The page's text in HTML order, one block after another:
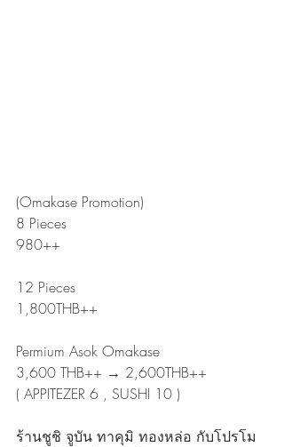
(Omakase Promotion)
8 Pieces
980++
12 Pieces
1,800THB++
Permium Asok Omakase
3,600 THB++ → 2,600THB++
( APPITEZER 6 , SUSHI 10 )
ร้านชูชิ จูบัน ทาคุมิ ทองหล่อ กับโปรโม